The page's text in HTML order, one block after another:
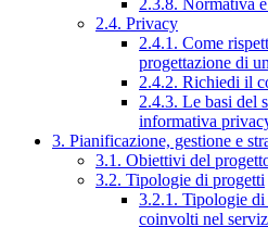
2.3.8. Normativa
2.4. Privacy
2.4.1. Come
progettazione di
2.4.2. Richiedi il
2.4.3. Le basi del
informativa
3. Pianificazione, gestione e
3.1. Obiettivi del
3.2. Tipologie di progetti
3.2.1. Tipologie di
coinvolti nel